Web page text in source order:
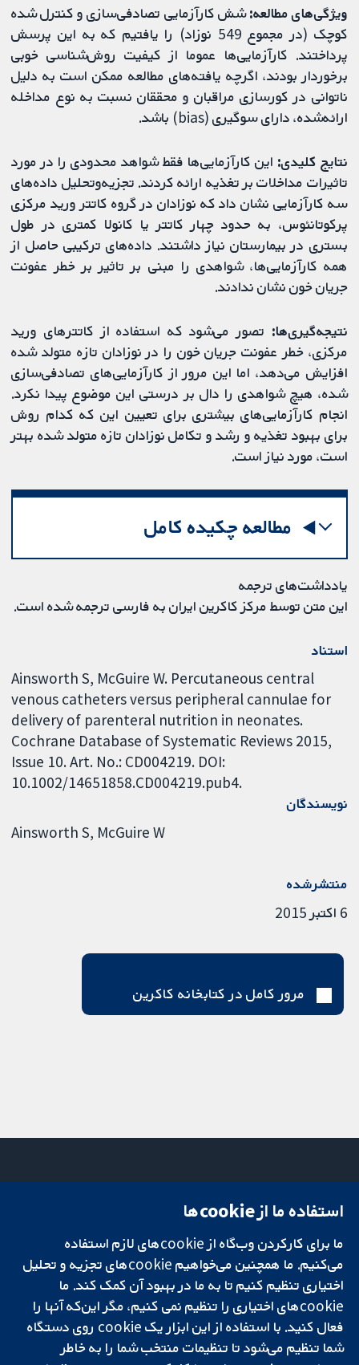
ویژگی‌های مطالعه:شش کارآزمایی‌ تصادفی‌سازی و کنترل شده
کوچک (در مجموع 549 نوزاد) را یافتیم که به این پرسش
پرداختند. کارآزمایی‌ها عموما از کیفیت روش‌شناسی خوبی
برخوردار بودند، اگرچه یافته‌های مطالعه ممکن است به دلیل
ناتوانی در کورسازی مراقبان و محققان نسبت به نوع مداخله
ارائه‌شده، دارای سوگیری (bias) باشد.
نتایج کلیدی: این کارآزمایی‌ها فقط شواهد محدودی را در مورد
تاثیرات مداخلات بر تغذیه ارائه کردند. تجزیه‌و‌تحلیل داده‌های
سه کارآزمایی نشان داد که نوزادان در گروه کاتتر ورید مرکزی
پرکوتانئوس، به حدود چهار کاتتر یا کانولا کمتری در طول
بستری در بیمارستان نیاز داشتند. داده‌های ترکیبی حاصل از
همه کارآزمایی‌ها، شواهدی را مبنی بر تاثیر بر خطر عفونت
جریان خون نشان ندادند.
نتیجه‌گیری‌ها: تصور می‌شود که استفاده از کاتترهای ورید
مرکزی، خطر عفونت جریان خون را در نوزادان تازه متولد شده
افزایش می‌دهد، اما این مرور از کارآزمایی‌های تصادفی‌سازی
شده، هیچ شواهدی را دال بر درستی این موضوع پیدا نکرد.
انجام کارآزمایی‌های بیشتری برای تعیین این که کدام روش
برای بهبود تغذیه و رشد و تکامل نوزادان تازه متولد شده بهتر
است، مورد نیاز است.
مطالعه چکیده کامل
یادداشت‌های ترجمه
این متن توسط مرکز کاکرین ایران به فارسی ترجمه شده است.
استناد
Ainsworth S, McGuire W. Percutaneous central
venous catheters versus peripheral cannulae for
delivery of parenteral nutrition in neonates.
Cochrane Database of Systematic Reviews 2015,
Issue 10. Art. No.: CD004219. DOI:
10.1002/14651858.CD004219.pub4.
نویسندگان
Ainsworth S McGuire W
منتشرشده
6 اکتبر 2015
مرور کامل در کتابخانه کاکرین
تحقیقات قابل
اعتماد.
تصمیم‌گیری آگاهانه.
سلامت بهتر.
میدان کاوندیش
لندن
W1G 0AN
بریتانیا
دفتر رسانه‌ای
درباره ما
فرصت‌های
شغلی
Cochrane
Library
استفاده ما از cookie‌ها
ما برای کارکردن وب‌گاه از cookie‌های لازم استفاده
می‌کنیم. ما همچنین می‌خواهیم cookie‌های تجزیه و تحلیل
اختیاری تنظیم کنیم تا به ما در بهبود آن کمک کند. ما
cookie‌های اختیاری را تنظیم نمی کنیم، مگر این‌که آنها را
فعال کنید. با استفاده از این ابزار یک cookie‌ روی دستگاه
شما تنظیم می‌شود تا تنظیمات منتخب شما را به خاطر